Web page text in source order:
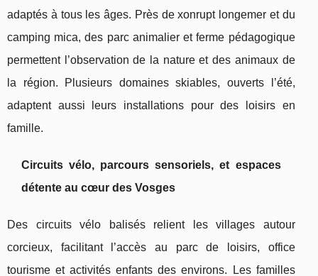
adaptés à tous les âges. Près de xonrupt longemer et du
camping mica, des parc animalier et ferme pédagogique
permettent l’observation de la nature et des animaux de
la région. Plusieurs domaines skiables, ouverts l’été,
adaptent aussi leurs installations pour des loisirs en
famille.
Circuits vélo, parcours sensoriels, et espaces
détente au cœur des Vosges
Des circuits vélo balisés relient les villages autour
corcieux, facilitant l’accès au parc de loisirs, office
tourisme et activités enfants des environs. Les familles